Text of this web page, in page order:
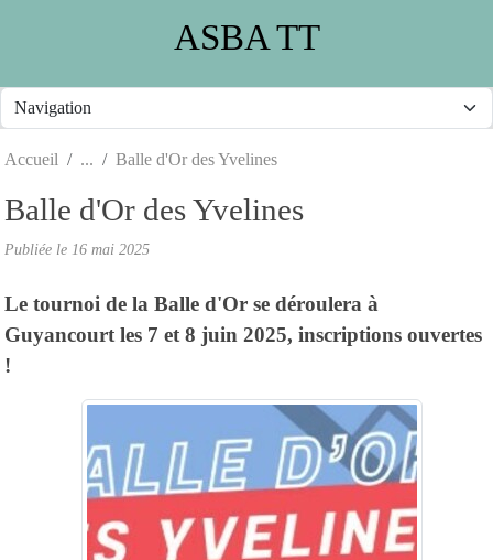
ASBA TT
Accueil Balle d'Or des Yvelines
Balle d'Or des Yvelines
Publiée le 16 mai 2025
Le tournoi de la Balle d'Or se déroulera à
Guyancourt les 7 et 8 juin 2025, inscriptions ouvertes
!